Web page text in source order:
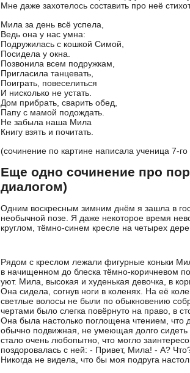
Мне даже захотелось составить про неё
Мила за день всё успела,
Ведь она у нас умна:
Подружилась с кошкой Симой,
Посидела у окна.
Позвонила всем подружкам,
Пригласила танцевать,
Поиграть, повеселиться
И нисколько не устать.
Дом прибрать, сварить обед,
Папу с мамой подождать.
Не забыла наша Мила
Книгу взять и почитать.
(сочинение по картине написала ученица 7-го
Еще одно сочинение про
диалогом)
Одним воскресным зимним днём я зашла в
необычной позе. Я даже некоторое время
круглом, тёмно-синем кресле на четырех
Рядом с креслом лежали фигурные коньки
в начищенном до блеска тёмно-коричневом
уют. Мила, высокая и худенькая девочка, в
Она сидела, согнув ноги в коленях. На её
светлые волосы не были по обыкновению
чертами было слегка повёрнуто на право, в
Она была настолько поглощена чтением, что
обычно подвижная, не умеющая долго сидеть
стало очень любопытно, что могло
поздоровалась с ней: - Привет, Мила! - А?
Никогда не видела, что бы моя подруга